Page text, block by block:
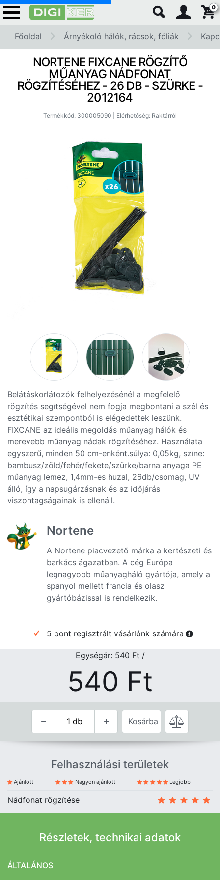
0
Főoldal Árnyékoló hálók, rácsok, fóliák
NORTENE FIXCANE RÖGZÍTŐ
MŰANYAG NÁDFONAT
RÖGZÍTÉSÉHEZ - 26 DB - SZÜRKE -
2012164
Termékkód: 300005090 | Elérhetőség: Raktárról
Belátáskorlátozók felhelyezésénél a megfelelő
rögzítés segítségével nem fogja megbontani a szél és
esztétikai szempontból is elégedettek leszünk.
FIXCANE az ideális megoldás műanyag hálók és
merevebb műanyag nádak rögzítéséhez. Használata
egyszerű, minden 50 cm-enként.súlya: 0,05kg, színe:
bambusz/zöld/fehér/fekete/szürke/barna anyaga PE
műanyag lemez, 1,4mm-es huzal, 26db/csomag, UV
álló, így a napsugárzásnak és az időjárás
viszontagságainak is ellenáll.
Nortene
A Nortene piacvezető márka a kertészeti és
barkács ágazatban. A cég Európa
legnagyobb műanyagháló gyártója, amely a
spanyol mellett francia és olasz
gyártóbázissal is rendelkezik.
5 pont regisztrált vásárlónk számára
Egységár: 540 Ft /
540 Ft
Kosárba
Felhasználási területek
Ajánlott Nagyon ajánlott Legjobb
Nádfonat rögzítése
Részletek, technikai adatok
ÁLTALÁNOS